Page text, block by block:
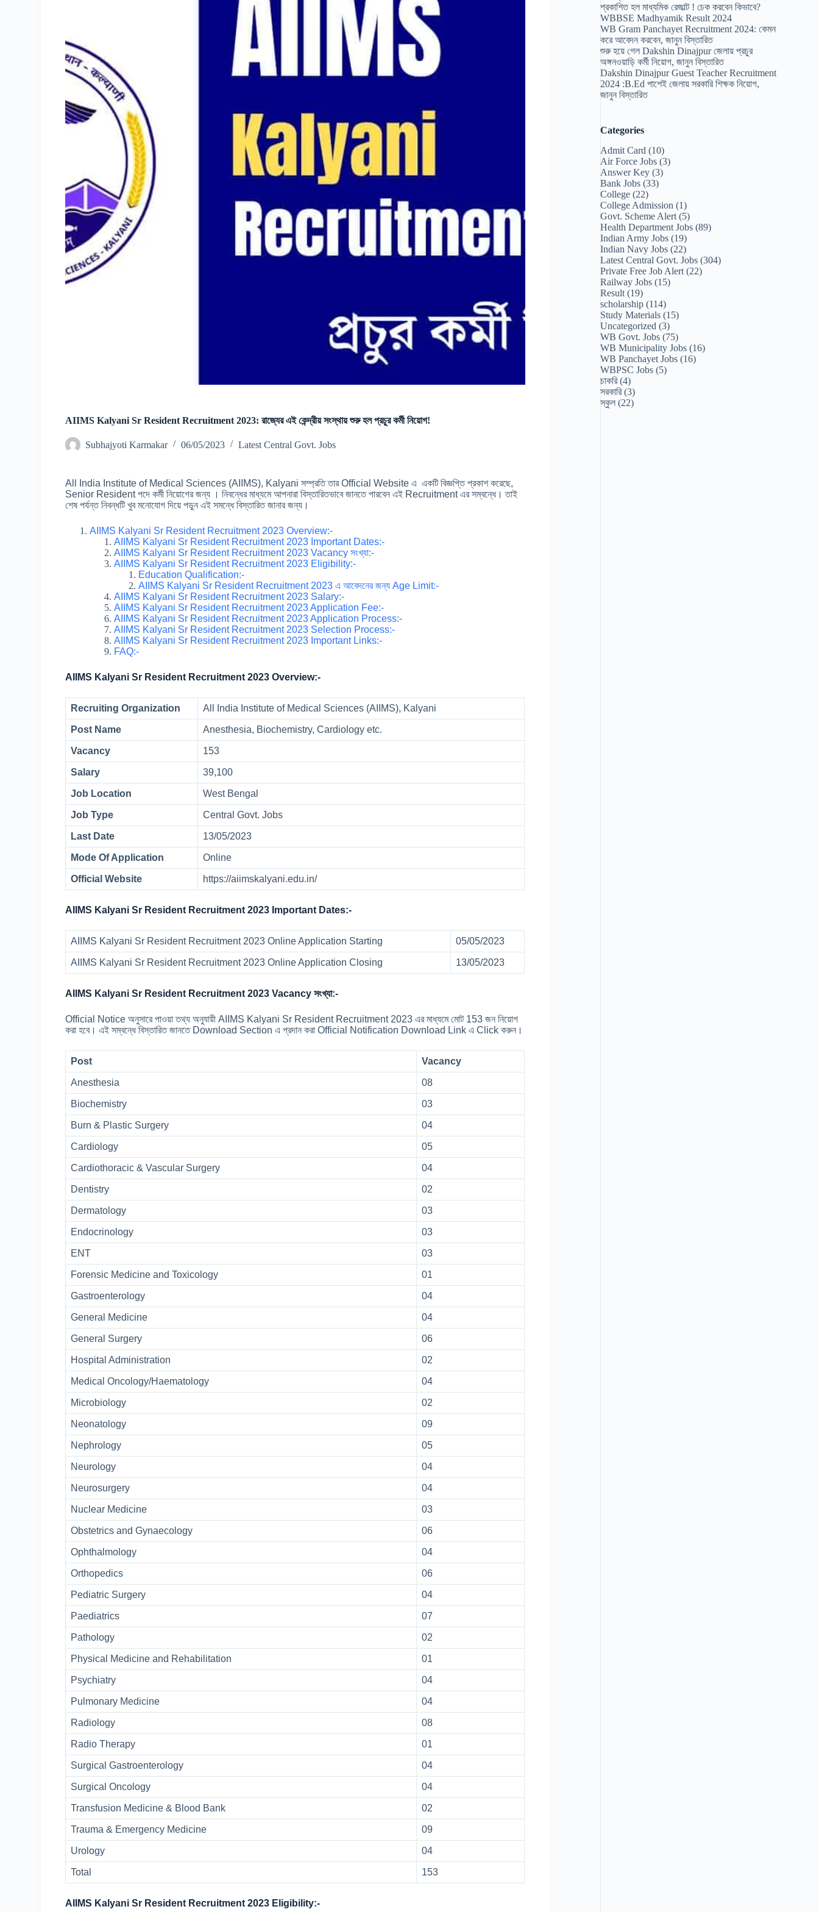
AIIMS Kalyani Sr Resident Recruitment 2023: রাজ্যের এই কেন্দ্রীয় সংস্থায় শুরু হল প্রচুর কর্মী নিয়োগ!
Subhajyoti Karmakar 06/05/2023 Latest Central Govt. Jobs
All India Institute of Medical Sciences (AIIMS), Kalyani সম্প্রতি তার Official Website এ একটি বিজ্ঞপ্তি প্রকাশ করেছে,
Senior Resident পদে কর্মী নিয়োগের জন্য । নিবন্ধের মাধ্যমে আপনারা বিস্তারিতভাবে জানতে পারবেন এই Recruitment এর সম্বন্ধে। তাই
শেষ পর্যন্ত নিবন্ধটি খুব মনোযোগ দিয়ে পড়ুন এই সমন্ধে বিস্তারিত জানার জন্য।
AIIMS Kalyani Sr Resident Recruitment 2023 Overview:-
AIIMS Kalyani Sr Resident Recruitment 2023 Important Dates:-
AIIMS Kalyani Sr Resident Recruitment 2023 Vacancy সংখ্যা:-
AIIMS Kalyani Sr Resident Recruitment 2023 Eligibility:-
Education Qualification:-
AIIMS Kalyani Sr Resident Recruitment 2023 এ আবেদনের জন্য Age Limit:-
AIIMS Kalyani Sr Resident Recruitment 2023 Salary:-
AIIMS Kalyani Sr Resident Recruitment 2023 Application Fee:-
AIIMS Kalyani Sr Resident Recruitment 2023 Application Process:-
AIIMS Kalyani Sr Resident Recruitment 2023 Selection Process:-
AIIMS Kalyani Sr Resident Recruitment 2023 Important Links:-
FAQ:-
AIIMS Kalyani Sr Resident Recruitment 2023 Overview:-
Recruiting Organization All India Institute of Medical Sciences (AIIMS), Kalyani
Post Name Anesthesia, Biochemistry, Cardiology etc.
Vacancy 153
Salary 39,100
Job Location West Bengal
Job Type Central Govt. Jobs
Last Date 13/05/2023
Mode Of Application Online
Official Website https://aiimskalyani.edu.in/
AIIMS Kalyani Sr Resident Recruitment 2023 Important Dates:-
AIIMS Kalyani Sr Resident Recruitment 2023 Online Application Starting 05/05/2023
AIIMS Kalyani Sr Resident Recruitment 2023 Online Application Closing 13/05/2023
AIIMS Kalyani Sr Resident Recruitment 2023 Vacancy সংখ্যা:-
Official Notice অনুসারে পাওয়া তথ্য অনুযায়ী AIIMS Kalyani Sr Resident Recruitment 2023 এর মাধ্যমে মোট 153 জন নিয়োগ
করা হবে। এই সম্বন্ধে বিস্তারিত জানতে Download Section এ প্রদান করা Official Notification Download Link এ Click করুন।
Post Vacancy
Anesthesia 08
Biochemistry 03
Burn & Plastic Surgery 04
Cardiology 05
Cardiothoracic & Vascular Surgery 04
Dentistry 02
Dermatology 03
Endocrinology 03
ENT 03
Forensic Medicine and Toxicology 01
Gastroenterology 04
General Medicine 04
General Surgery 06
Hospital Administration 02
Medical Oncology/Haematology 04
Microbiology 02
Neonatology 09
Nephrology 05
Neurology 04
Neurosurgery 04
Nuclear Medicine 03
Obstetrics and Gynaecology 06
Ophthalmology 04
Orthopedics 06
Pediatric Surgery 04
Paediatrics 07
Pathology 02
Physical Medicine and Rehabilitation 01
Psychiatry 04
Pulmonary Medicine 04
Radiology 08
Radio Therapy 01
Surgical Gastroenterology 04
Surgical Oncology 04
Transfusion Medicine & Blood Bank 02
Trauma & Emergency Medicine 09
Urology 04
Total 153
AIIMS Kalyani Sr Resident Recruitment 2023 Eligibility:-
প্রকাশিত হল মাধ্যমিক রেজাল্ট ! চেক করবেন কিভাবে?
WBBSE Madhyamik Result 2024
WB Gram Panchayet Recruitment 2024: কেমন
করে আবেদন করবেন, জানুন বিস্তারিত
শুরু হয়ে গেল Dakshin Dinajpur জেলায় প্রচুর
অঙ্গনওয়াড়ি কর্মী নিয়োগ, জানুন বিস্তারিত
Dakshin Dinajpur Guest Teacher Recruitment
2024 :B.Ed পাশেই জেলায় সরকারি শিক্ষক নিয়োগ,
জানুন বিস্তারিত
Categories
Admit Card (10)
Air Force Jobs (3)
Answer Key (3)
Bank Jobs (33)
College (22)
College Admission (1)
Govt. Scheme Alert (5)
Health Department Jobs (89)
Indian Army Jobs (19)
Indian Navy Jobs (22)
Latest Central Govt. Jobs (304)
Private Free Job Alert (22)
Railway Jobs (15)
Result (19)
scholarship (114)
Study Materials (15)
Uncategorized (3)
WB Govt. Jobs (75)
WB Municipality Jobs (16)
WB Panchayet Jobs (16)
WBPSC Jobs (5)
চাকরি(4)
সরকারি(3)
স্কুল (22)